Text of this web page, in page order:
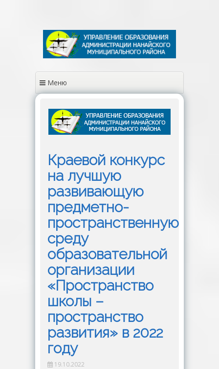
содержимому
Меню
Краевой конкурс
на лучшую
развивающую
предметно-
пространственную
среду
образовательной
организации
«Пространство
школы –
пространство
развития» в 2022
году
19.10.2022